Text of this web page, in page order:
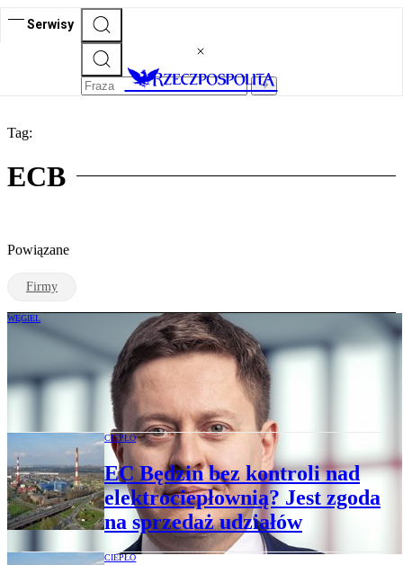
Serwisy
Tag:
ECB
Powiązane
Firmy
WĘGIEL
EC Będzin: Sposób karania za brak
realizacji polityki klimatycznej niezgodny
z Konstytucją
CIEPŁO
EC Będzin bez kontroli nad
elektrociepłownią? Jest zgoda
na sprzedaż udziałów
CIEPŁO